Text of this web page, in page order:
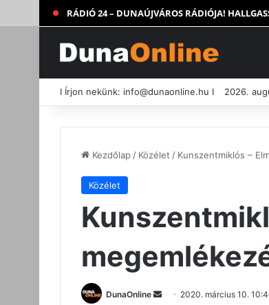
RÁDIÓ 24 – DUNAÚJVÁROS RÁDIÓJA!
I Írjon nekünk: info@dunaonline.hu I 2026.
Kezdőlap / Közélet / Kunszentmiklós –
Közélet
DunaOnline
Send 2020. március 10.